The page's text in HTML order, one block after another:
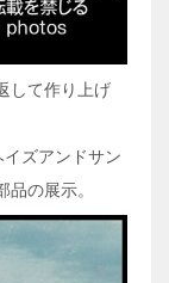
して作り上げ
ズアンドサン
の展示。